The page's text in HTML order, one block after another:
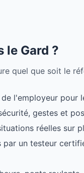
le Gard ?
quel que soit le
l'employeur pour
gestes et
réelles sur
un testeur